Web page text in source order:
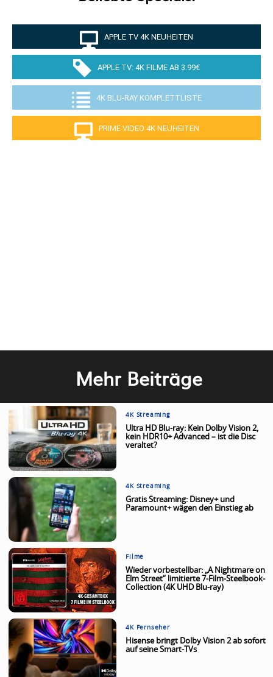
APPLE TV 4K NEUHEITEN
APPLE TV: 4K FILME AB 3.99€
4K BLU-RAY KOMPLETTLISTE
PRIME VIDEO 4K NEUHEITEN
Mehr Beiträge
4K Streaming
Ultra HD Blu-ray: Kein Dolby Vision 2,
kein HDR10+ Advanced – ist die Disc
veraltet?
4K Streaming
Gratis Streaming: Disney+ und
Paramount+ wägen den Einstieg ab
Filme
Wieder vorbestellbar: „A Nightmare on
Elm Street“ limitierte 7-Film-Steelbook-
Collection (4K UHD Blu-ray)
4K Fernseher
Hisense bringt Dolby Vision 2 ab sofort
auf seine Smart-TVs